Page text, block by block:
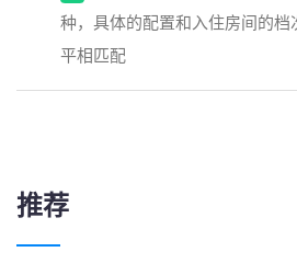
种，具体的配置和入住房间的
平相匹配
推荐